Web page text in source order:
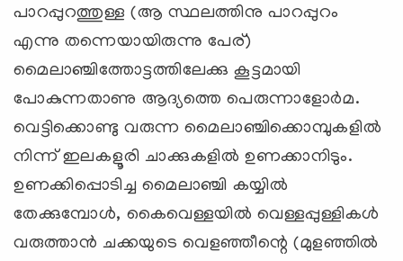
പാറപ്പുറത്തുള്ള (ആ സ്ഥലത്തിനു പാറപ്പുറം
എന്നു തന്നെയായിരുന്നു പേര്)
മൈലാഞ്ചിത്തോട്ടത്തിലേക്കു കൂട്ടമായി
പോകുന്നതാണു ആദ്യത്തെ പെരുന്നാളോര്‍മ.
വെട്ടിക്കൊണ്ടു വരുന്ന മൈലാഞ്ചിക്കൊമ്പുകളില്‍
നിന്ന് ഇലകളൂരി ചാക്കുകളില്‍ ഉണക്കാനിടും.
ഉണക്കിപ്പൊടിച്ച മൈലാഞ്ചി കയ്യില്‍
തേക്കുമ്പോള്‍, കൈവെള്ളയില്‍ വെള്ളപ്പുള്ളികള്‍
വരുത്താന്‍ ചക്കയുടെ വെളഞ്ഞീന്റെ (മുളഞ്ഞില്‍